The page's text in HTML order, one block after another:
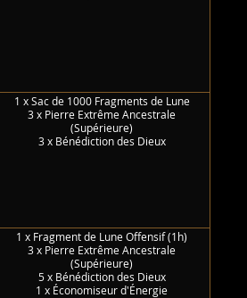
1 x Sac de 1000 Fragments de Lune
3 x Pierre Extrême Ancestrale
(Supérieure)
3 x Bénédiction des Dieux
1 x Fragment de Lune Offensif (1h)
3 x Pierre Extrême Ancestrale
(Supérieure)
5 x Bénédiction des Dieux
1 x Économiseur d'Énergie